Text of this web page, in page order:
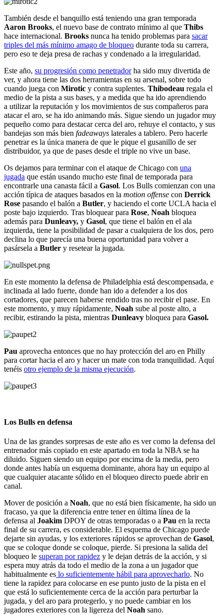
También desde el banquillo está teniendo una gran temporada
Aaron Brooks, el nuevo base de contrato mínimo al que Thibs
hace internacional. Brooks nunca ha tenido problemas para sacar
triples del más mínimo amago de bloqueo durante toda su carrera,
pero eso te deja presa de rachas y condenado a la irregularidad.
Este año, su progresión como penetradorha sido muy divertida de
ver, y ahora tiene las dos herramientas en su arsenal, sobre todo
cuando juega con Mirotic y contra suplentes. Thibodeau regala el
medio de la pista a sus bases, y a medida que ha ido aprendiendo
a utilizar la reputación y los movimientos de sus compañeros para
atacar el aro, se ha ido animando más. Sigue siendo un jugador muy
pequeño como para destacar cerca del aro, rehuye el contacto, y sus
bandejas son más bien fadeaways laterales a tablero. Pero hacerle
penetrar es la única manera de que le pique el gusanillo de ser
distribuidor, ya que de pases desde el triple no vive un base.
Os dejamos para terminar con el ataque de Chicago con una
jugada que están usando mucho este final de temporada para
encontrarle una canasta fácil a Gasol. Los Bulls comienzan con una
acción típica de ataques basados en la motion offense con Derrick
Rose pasando el balón a Butler, y haciendo el corte UCLA hacia el
poste bajo izquierdo. Tras bloquear para Rose, Noah bloquea
además para Dunleavy, y Gasol, que tiene el balón en el ala
izquierda, tiene la posibilidad de pasar a cualquiera de los dos, pero
declina lo que parecía una buena oportunidad para volver a
pasársela a Butler y resetear la jugada.
En este momento la defensa de Philadelphia está descompensada, e
inclinada al lado fuerte, donde han ido a defender a los dos
cortadores, que parecen haberse rendido tras no recibir el pase. En
este momento, y muy rápidamente, Noah sube al poste alto, a
recibir, estirando la pista, mientras Dunleavy bloquea para Gasol.
Pau aprovecha entonces que no hay protección del aro en Philly
para cortar hacia el aro y hacer un mate con toda tranquilidad. Aquí
tenéis otro ejemplo de la misma ejecución.
Los Bulls en defensa
Una de las grandes sorpresas de este año es ver como la defensa del
entrenador más copiado en este apartado en toda la NBA se ha
diluido. Siguen siendo un equipo por encima de la media, pero
donde antes había un esquema dominante, ahora hay un equipo al
que cualquier atacante sólido en el bloqueo directo puede abrir en
canal.
Mover de posición a Noah, que no está bien físicamente, ha sido un
fracaso, ya que la diferencia entre tener en última línea de la
defensa al Joakim DPOY de otras temporadas o a Pau en la recta
final de su carrera, es considerable. El esquema de Chicago puede
dejarte sin ayudas, y los exteriores rápidos se aprovechan de Gasol,
que se coloque donde se coloque, pierde. Si presiona la salida del
bloqueo le superan por rapidez y le dejan detrás de la acción, y si
espera muy atrás da todo el medio de la zona a un jugador que
habitualmente es lo suficientemente hábil para aprovecharlo. No
tiene la rapidez para colocarse en ese punto justo de la pista en el
que está lo suficientemente cerca de la acción para perturbar la
jugada, y del aro para protegerlo, y no puede cambiar en los
jugadores exteriores con la ligereza del Noah sano.